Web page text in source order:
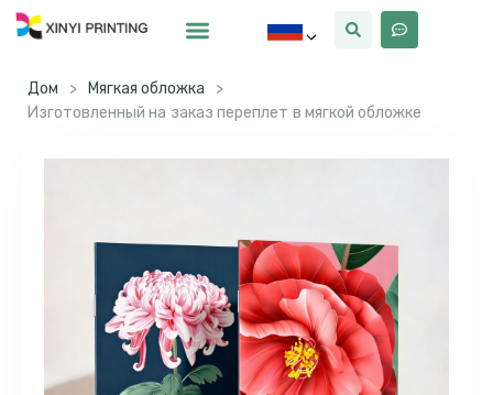
Дом > Мягкая обложка
>
Изготовленный на заказ переплет в мягкой обложке